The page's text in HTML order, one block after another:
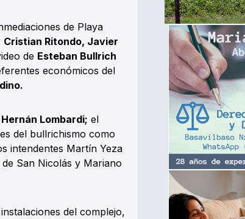
de Playa
Cristian Ritondo, Javier
de Esteban Bullrich
económicos del
Lombardi; el
del bullrichismo como
intendentes Martín Yeza
San Nicolás y Mariano
del complejo,